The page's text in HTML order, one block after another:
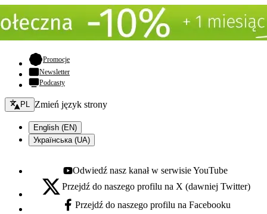
Promocje- otwiera się w nowej karcie
Newsletter
Podcasty
Zmień język - bieżący:
PL Zmień język strony
English (EN)
Українська (UA)
Youtube - otwiera się w nowej karcie
Odwiedź nasz kanał w serwisie YouTube
X - otwiera się w nowej karcie
Przejdź do naszego profilu na X (dawniej Twitter)
Facebook - otwiera się w nowej karcie
Przejdź do naszego profilu na Facebooku